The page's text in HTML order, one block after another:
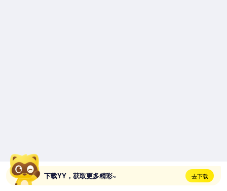
下载YY，获取更多精彩~ 去下载